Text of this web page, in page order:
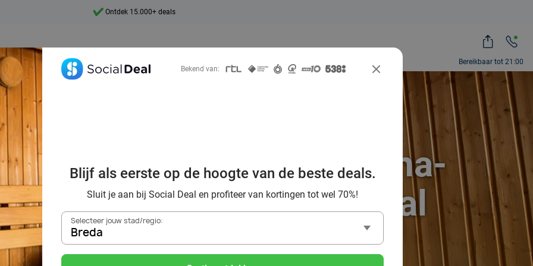
Bereikbaar tot 21:00
Ontdek 15.000+ deals
Ontdek het sauna-
Breda op Social Deal
Bekend van:
Blijf als eerste op de hoogte van de beste deals.
Sluit je aan bij Social Deal en profiteer van kortingen tot wel 70%!
Selecteer jouw stad/regio:
Breda